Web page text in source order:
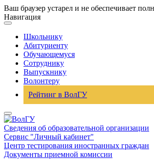
Ваш браузер устарел и не обеспечивает
Навигация
Школьнику
Абитуриенту
Обучающемуся
Сотруднику
Выпускнику
Волонтеру
Рейтинг в ВолГУ
Сведения об образовательной организации
Сервис "Личный кабинет"
Центр тестирования иностранных граждан
Документы приемной комиссии